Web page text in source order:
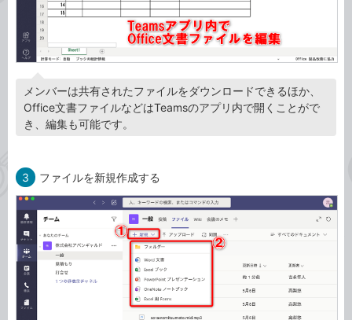
メンバーは共有されたファイルをダウンロードできるほか、
Office文書ファイルなどはTeamsのアプリ内で開くことがで
き、編集も可能です。
3 ファイルを新規作成する